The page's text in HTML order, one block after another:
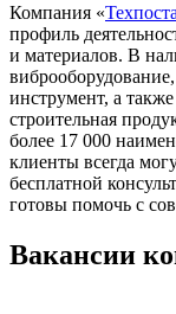
Компания «
профиль
и материалов. В
инструмент, а
строительная
более 17 000
клиенты всегда
бесплатной
готовы помочь с
Вакансии